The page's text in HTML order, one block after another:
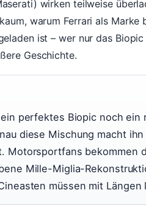
wirken teilweise
warum Ferrari als Marke
ist – wer nur das Biopic
Geschichte.
perfektes Biopic noch ein
diese Mischung macht
Motorsportfans bekommen
Mille-Miglia-
müssen mit Längen